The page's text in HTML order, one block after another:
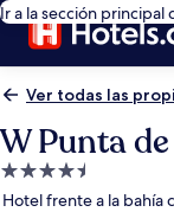
Ir a la sección principal
Ver todas las
W Punta
Propiedad
de
Hotel frente a la bahía